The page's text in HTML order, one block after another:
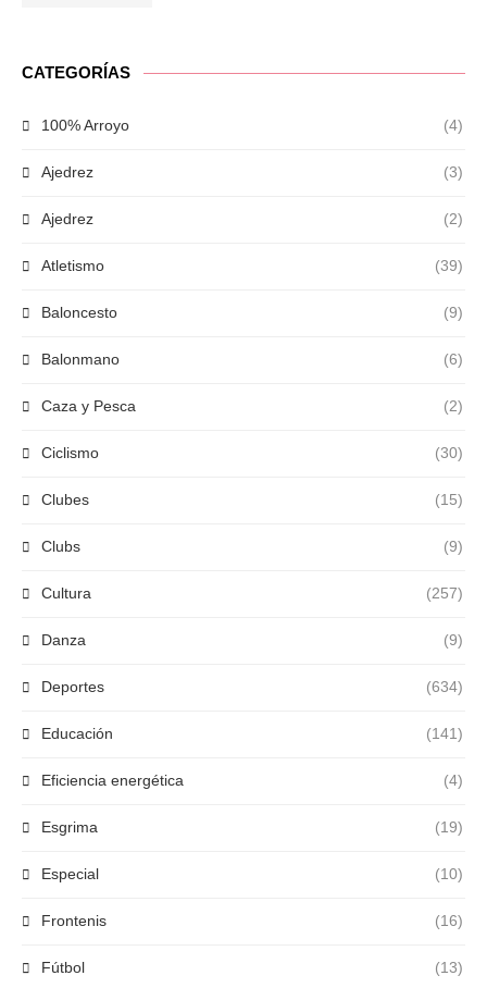
CATEGORÍAS
100% Arroyo (4)
Ajedrez (3)
Ajedrez (2)
Atletismo (39)
Baloncesto (9)
Balonmano (6)
Caza y Pesca (2)
Ciclismo (30)
Clubes (15)
Clubs (9)
Cultura (257)
Danza (9)
Deportes (634)
Educación (141)
Eficiencia energética (4)
Esgrima (19)
Especial (10)
Frontenis (16)
Fútbol (13)